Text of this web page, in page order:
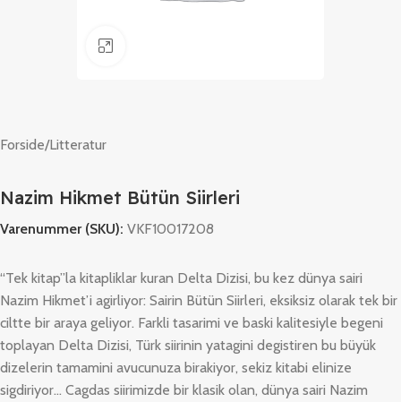
Forside/Litteratur
Nazim Hikmet Bütün Siirleri
Varenummer (SKU): VKF10017208
“Tek kitap”la kitapliklar kuran Delta Dizisi, bu kez dünya sairi
Nazim Hikmet’i agirliyor: Sairin Bütün Siirleri, eksiksiz olarak tek bir
ciltte bir araya geliyor. Farkli tasarimi ve baski kalitesiyle begeni
toplayan Delta Dizisi, Türk siirinin yatagini degistiren bu büyük
dizelerin tamamini avucunuza birakiyor, sekiz kitabi elinize
sigdiriyor… Cagdas siirimizde bir klasik olan, dünya sairi Nazim